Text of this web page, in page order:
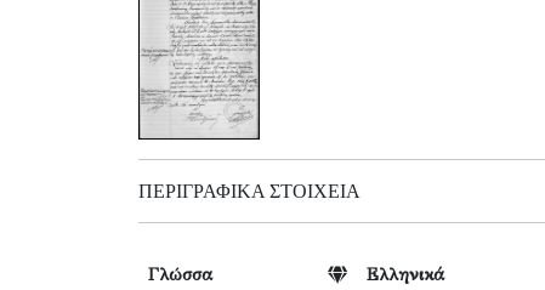
ΠΕΡΙΓΡΑΦΙΚΆ ΣΤΟΙΧΕΊΑ
Γλώσσα Ελληνικά